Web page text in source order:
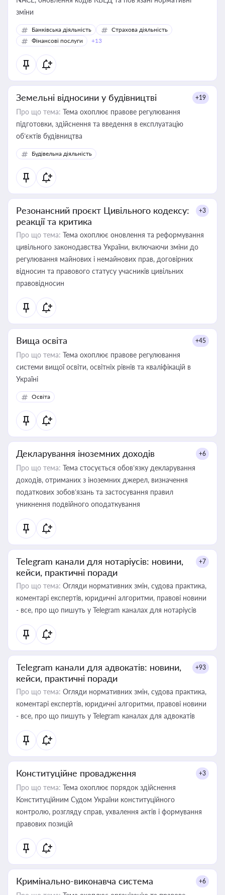
зміни
Банківська діяльність
Страхова діяльність
Фінансові послуги
+13
Земельні відносини у будівництві +19
Про що тема: Тема охоплює правове регулювання
підготовки, здійснення та введення в експлуатацію
об’єктів будівництва
Будівельна діяльність
Резонансний проєкт Цивільного кодексу:
реакції та критика
+3
Про що тема: Тема охоплює оновлення та реформування
цивільного законодавства України, включаючи зміни до
регулювання майнових і немайнових прав, договірних
відносин та правового статусу учасників цивільних
правовідносин
Вища освіта +45
Про що тема: Тема охоплює правове регулювання
системи вищої освіти, освітніх рівнів та кваліфікацій в
Україні
Освіта
Декларування іноземних доходів +6
Про що тема: Тема стосується обов’язку декларування
доходів, отриманих з іноземних джерел, визначення
податкових зобов’язань та застосування правил
уникнення подвійного оподаткування
Telegram канали для нотаріусів: новини,
кейси, практичні поради
+7
Про що тема: Огляди нормативних змін, судова практика,
коментарі експертів, юридичні алгоритми, правові новини
- все, про що пишуть у Telegram каналах для нотаріусів
Telegram канали для адвокатів: новини,
кейси, практичні поради
+93
Про що тема: Огляди нормативних змін, судова практика,
коментарі експертів, юридичні алгоритми, правові новини
- все, про що пишуть у Telegram каналах для адвокатів
Конституційне провадження +3
Про що тема: Тема охоплює порядок здійснення
Конституційним Судом України конституційного
контролю, розгляду справ, ухвалення актів і формування
правових позицій
Кримінально-виконавча система +6